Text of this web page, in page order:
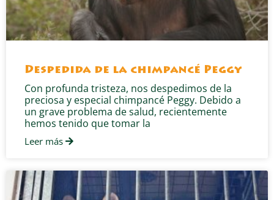
Despedida de la chimpancé Peggy
Con profunda tristeza, nos despedimos de la
preciosa y especial chimpancé Peggy. Debido a
un grave problema de salud, recientemente
hemos tenido que tomar la
Leer más